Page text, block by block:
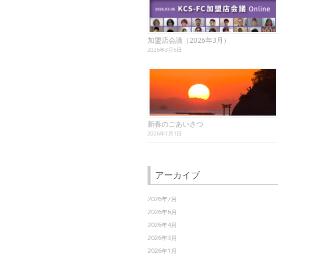
加盟店会議（2026年3月）
2026年3月6日
新春のごあいさつ
2026年1月1日
アーカイブ
2026年7月
2026年6月
2026年4月
2026年3月
2026年1月